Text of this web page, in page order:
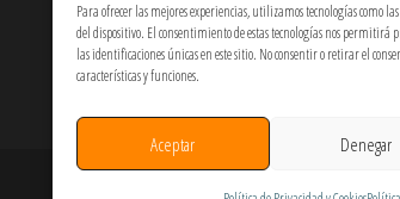
Para ofrecer las mejores experiencias, utilizamos tecnologías como
del dispositivo. El consentimiento de estas tecnologías nos permitirá
las identificaciones únicas en este sitio. No consentir o retirar el
características y funciones.
Aceptar Denegar